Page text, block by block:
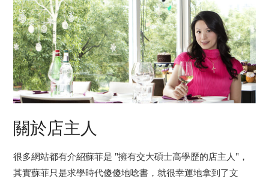
關於店主人
很多網站都有介紹蘇菲是 "擁有交大碩士高學歷的店主人"，
其實蘇菲只是求學時代傻傻地唸書，就很幸運地拿到了文